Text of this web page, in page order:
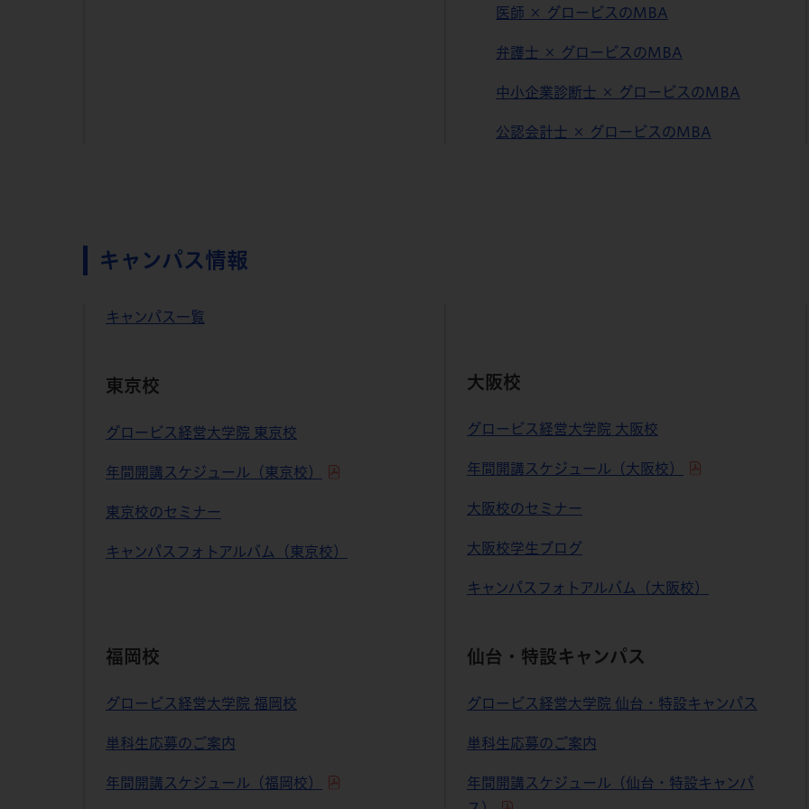
医師 × グロービスのMBA
弁護⼠ × グロービスのMBA
中⼩企業診断⼠ × グロービスのMBA
公認会計士 × グロービスのMBA
キャンパス情報
キャンパス一覧
東京校
グロービス経営大学院 東京校
年間開講スケジュール（東京校）
東京校のセミナー
キャンパスフォトアルバム（東京校）
大阪校
グロービス経営大学院 大阪校
年間開講スケジュール（大阪校）
大阪校のセミナー
大阪校学生ブログ
キャンパスフォトアルバム（大阪校）
福岡校
グロービス経営大学院 福岡校
単科生応募のご案内
年間開講スケジュール（福岡校）
仙台・特設キャンパス
グロービス経営大学院 仙台・特設キャンパス
単科生応募のご案内
年間開講スケジュール（仙台・特設キャンパ